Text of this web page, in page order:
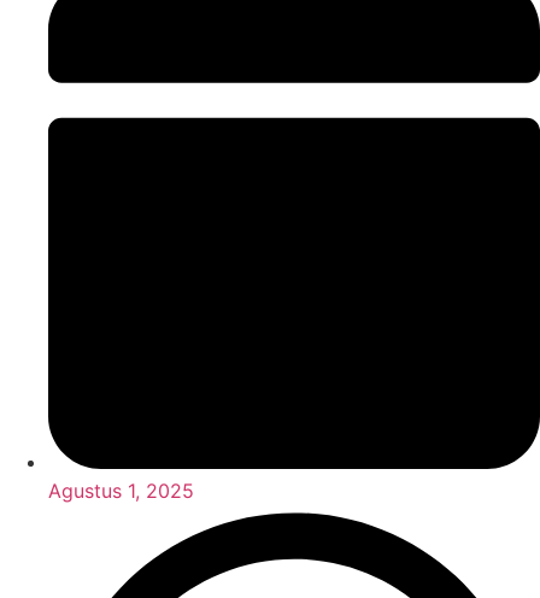
Agustus 1, 2025